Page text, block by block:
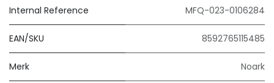
Internal Reference MFQ-023-0106284
EAN/SKU 8592765115485
Merk Noark